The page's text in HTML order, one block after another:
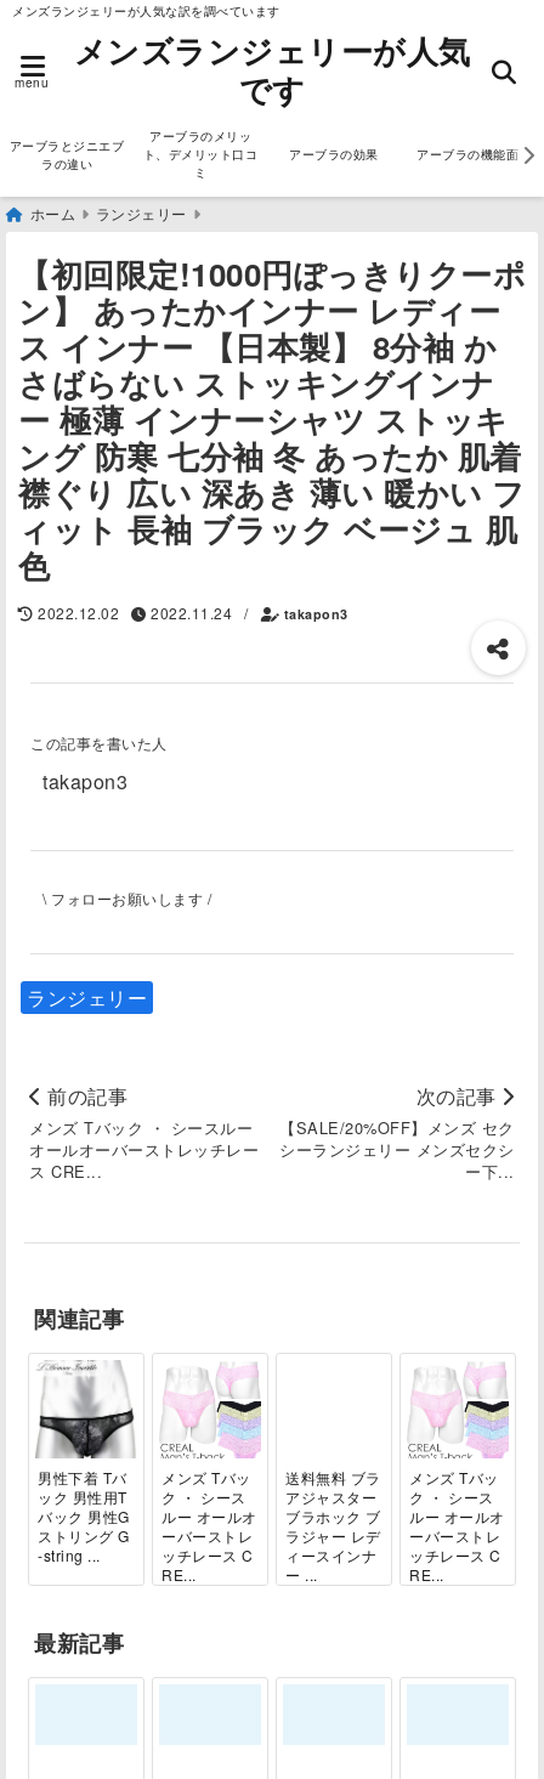
メンズランジェリーが人気な訳を調べています
menu
メンズランジェリーが人気
です
アーブラとジニエブ
ラの違い
アーブラのメリッ
ト、デメリット口コ
ミ
アーブラの効果 アーブラの機能面
ホーム ランジェリー
【初回限定!1000円ぽっきりクーポ
ン】 あったかインナー レディー
ス インナー 【日本製】 8分袖 か
さばらない ストッキングインナ
ー 極薄 インナーシャツ ストッキ
ング 防寒 七分袖 冬 あったか 肌着
襟ぐり 広い 深あき 薄い 暖かい フ
ィット 長袖 ブラック ベージュ 肌
色
2022.12.02 2022.11.24 / takapon3
この記事を書いた人
takapon3
\ フォローお願いします /
ランジェリー
前の記事
メンズ Tバック ・ シースルー
オールオーバーストレッチレー
ス CRE...
次の記事
【SALE/20%OFF】メンズ セク
シーランジェリー メンズセクシ
ー下...
関連記事
男性下着 Tバ
ック 男性用T
バック 男性G
ストリング G
-string ...
メンズ Tバッ
ク ・ シース
ルー オールオ
ーバーストレ
ッチレース C
RE...
送料無料 ブラ
アジャスター
ブラホック ブ
ラジャー レデ
ィースインナ
ー ...
メンズ Tバッ
ク ・ シース
ルー オールオ
ーバーストレ
ッチレース C
RE...
最新記事